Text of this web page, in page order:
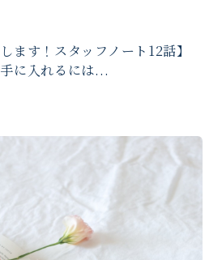
ます！スタッフノート12話】
に入れるには...